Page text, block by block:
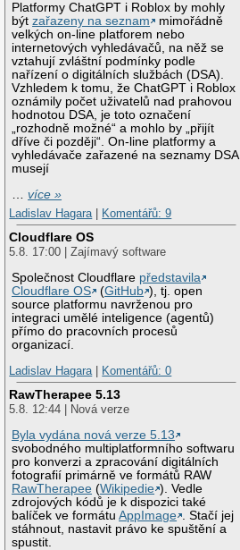
Platformy ChatGPT i Roblox by mohly
býtzařazeny na seznam
mimořádně
velkých on-line platforem nebo
internetových vyhledávačů, na něž se
vztahují zvláštní podmínky podle
nařízení o digitálních službách (DSA).
Vzhledem k tomu, že ChatGPT i Roblox
oznámily počet uživatelů nad prahovou
hodnotou DSA, je toto označení
„rozhodně možné“ a mohlo by „přijít
dříve či později“. On-line platformy a
vyhledávače zařazené na seznamy DSA
musejí
…více »
Ladislav Hagara| Komentářů: 9
Cloudflare OS
5.8. 17:00 | Zajímavý software
Společnost Cloudflare představila
Cloudflare OS
(GitHub ), tj. open
source platformu navrženou pro
integraci umělé inteligence (agentů)
přímo do pracovních procesů
organizací.
Ladislav Hagara| Komentářů: 0
RawTherapee 5.13
5.8. 12:44 | Nová verze
Byla vydána nová verze 5.13
svobodného multiplatformního softwaru
pro konverzi a zpracování digitálních
fotografií primárně ve formátů RAW
RawTherapee (Wikipedie ). Vedle
zdrojových kódů je k dispozici také
balíček ve formátuAppImage
. Stačí jej
stáhnout, nastavit právo ke spuštění a
spustit.